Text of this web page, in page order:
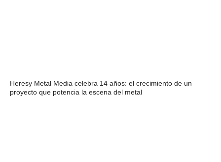
Heresy Metal Media celebra 14 años: el crecimiento de un
proyecto que potencia la escena del metal